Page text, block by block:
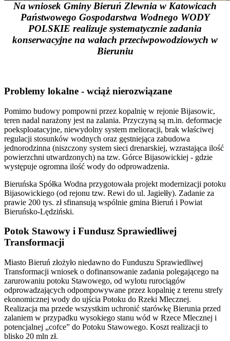
Na wniosek Gminy Bieruń Zlewnia w Katowicach
Państwowego Gospodarstwa Wodnego WODY
POLSKIE realizuje systematycznie zadania
konserwacyjne na wałach przeciwpowodziowych w
Bieruniu
Problemy lokalne - wciąż nierozwiązane
Pomimo budowy pompowni przez kopalnię w rejonie Bijasowic,
teren nadal narażony jest na zalania. Przyczyną są m.in. deformacje
poeksploatacyjne, niewydolny system melioracji, brak właściwej
regulacji stosunków wodnych oraz gęstniejąca zabudowa
jednorodzinna (niszczony system sieci drenarskiej, wzrastająca ilość
powierzchni utwardzonych) na tzw. Górce Bijasowickiej - gdzie
występuje ogromna ilość wody do odprowadzenia.
Bieruńska Spółka Wodna przygotowała projekt modernizacji potoku
Bijasowickiego (od rejonu tzw. Rewi do ul. Jagiełły). Zadanie za
prawie 200 tys. zł sfinansują wspólnie gmina Bieruń i Powiat
Bieruńsko-Lędziński.
Potok Stawowy i Fundusz Sprawiedliwej
Transformacji
Miasto Bieruń złożyło niedawno do Funduszu Sprawiedliwej
Transformacji wniosek o dofinansowanie zadania polegającego na
zarurowaniu potoku Stawowego, od wylotu rurociągów
odprowadzających odpompowywane przez kopalnię z terenu strefy
ekonomicznej wody do ujścia Potoku do Rzeki Mlecznej.
Realizacja ma przede wszystkim uchronić starówkę Bierunia przed
zalaniem w przypadku wysokiego stanu wód w Rzece Mlecznej i
potencjalnej „cofce” do Potoku Stawowego. Koszt realizacji to
blisko 20 mln zł.